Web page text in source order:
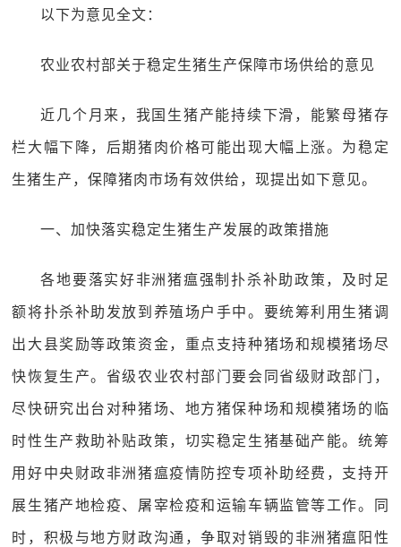
以下为意见全文：
农业农村部关于稳定生猪生产保障市场供给的意见
近几个月来，我国生猪产能持续下滑，能繁母猪存
栏大幅下降，后期猪肉价格可能出现大幅上涨。为稳定
生猪生产，保障猪肉市场有效供给，现提出如下意见。
一、加快落实稳定生猪生产发展的政策措施
各地要落实好非洲猪瘟强制扑杀补助政策，及时足
额将扑杀补助发放到养殖场户手中。要统筹利用生猪调
出大县奖励等政策资金，重点支持种猪场和规模猪场尽
快恢复生产。省级农业农村部门要会同省级财政部门，
尽快研究出台对种猪场、地方猪保种场和规模猪场的临
时性生产救助补贴政策，切实稳定生猪基础产能。统筹
用好中央财政非洲猪瘟疫情防控专项补助经费，支持开
展生猪产地检疫、屠宰检疫和运输车辆监管等工作。同
时，积极与地方财政沟通，争取对销毁的非洲猪瘟阳性